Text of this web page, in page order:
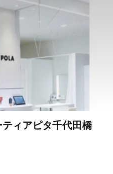
ィアピタ千代田橋